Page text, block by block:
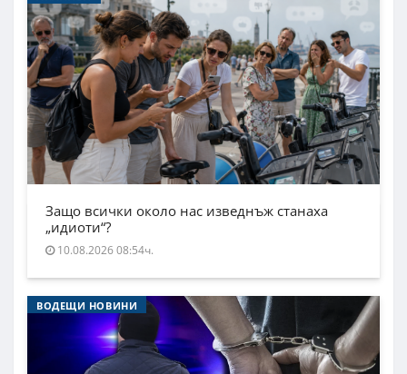
Защо всички около нас изведнъж станаха
„идиоти“?
10.08.2026 08:54ч.
ВОДЕЩИ НОВИНИ